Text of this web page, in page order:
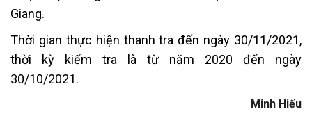
Giang.
Thời gian thực hiện thanh tra đến ngày 30/11/2021,
thời kỳ kiểm tra là từ năm 2020 đến ngày
30/10/2021.
Minh Hiếu